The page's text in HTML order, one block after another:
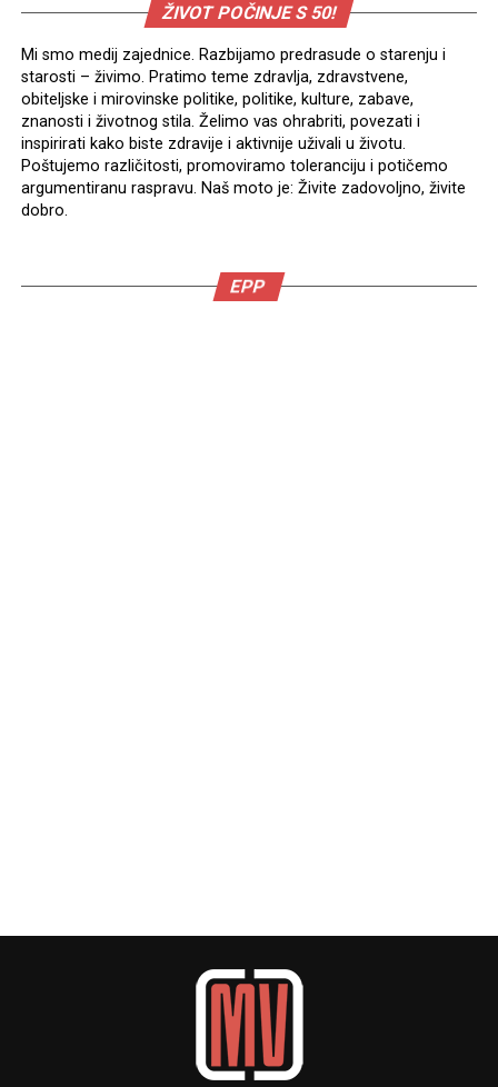
ŽIVOT POČINJE S 50!
Mi smo medij zajednice. Razbijamo predrasude o starenju i
starosti – živimo. Pratimo teme zdravlja, zdravstvene,
obiteljske i mirovinske politike, politike, kulture, zabave,
znanosti i životnog stila. Želimo vas ohrabriti, povezati i
inspirirati kako biste zdravije i aktivnije uživali u životu.
Poštujemo različitosti, promoviramo toleranciju i potičemo
argumentiranu raspravu. Naš moto je: Živite zadovoljno, živite
dobro.
EPP